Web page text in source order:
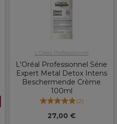
L'Oréal Professionnel
L'Oréal Professionnel Série
Expert Metal Detox Intens
Beschermende Crème
100ml
(2)
27,00 €